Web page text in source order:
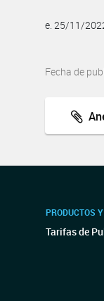
e. 25/11/
Fecha de
PRODUCTOS
Tarifas de